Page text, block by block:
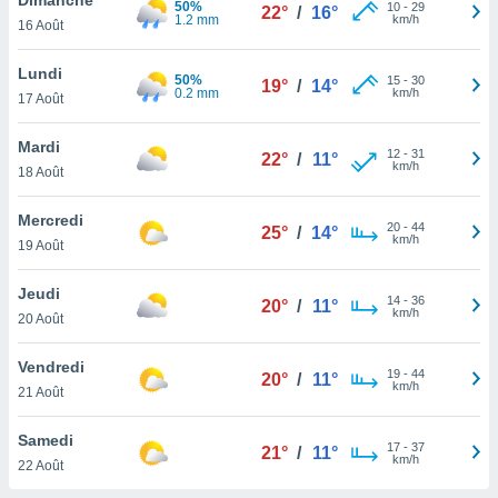
et
»,
au
vous
qu'ils
ou
le
ainsi
un
la
du
16 Août
50%
1.2 mm
22° / 16° 10- 29
km/h
Lundi
17 Août
50%
0.2 mm
19° / 14° 15- 30
km/h
Mardi
18 Août
22° / 11° 12- 31
km/h
Mercredi
19 Août
25° / 14° 20- 44
km/h
Jeudi
20 Août
20° / 11° 14- 36
km/h
Vendredi
21 Août
20° / 11° 19- 44
km/h
Samedi
22 Août
21° / 11° 17- 37
km/h